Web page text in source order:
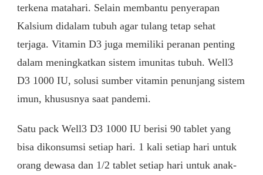
terkena matahari. Selain membantu penyerapan
Kalsium didalam tubuh agar tulang tetap sehat
terjaga. Vitamin D3 juga memiliki peranan penting
dalam meningkatkan sistem imunitas tubuh. Well3
D3 1000 IU, solusi sumber vitamin penunjang sistem
imun, khususnya saat pandemi.
Satu pack Well3 D3 1000 IU berisi 90 tablet yang
bisa dikonsumsi setiap hari. 1 kali setiap hari untuk
orang dewasa dan 1/2 tablet setiap hari untuk anak-